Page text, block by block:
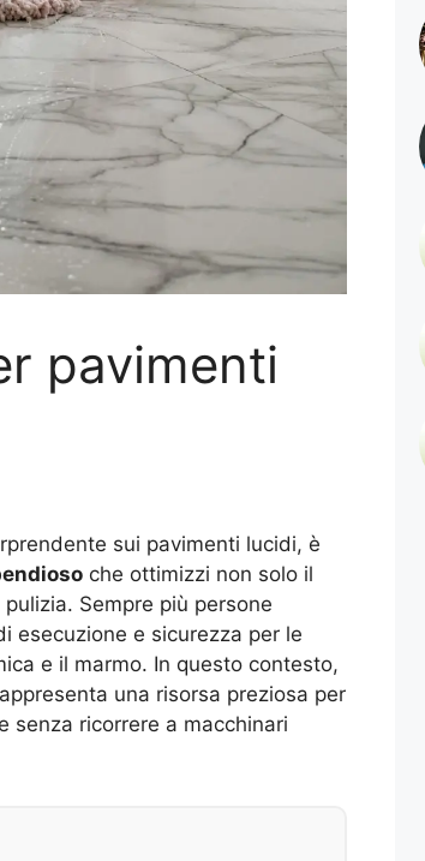
pavimenti
sui pavimenti lucidi, è
che ottimizzi non solo il
Sempre più persone
esecuzione e sicurezza per le
e il marmo. In questo contesto,
una risorsa preziosa per
senza ricorrere a macchinari